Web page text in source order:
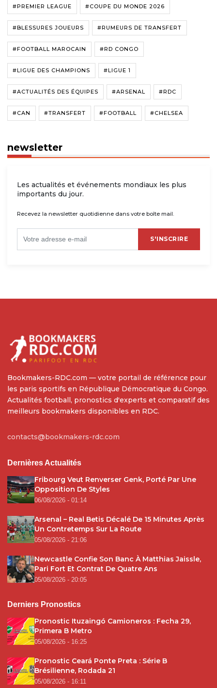
#PREMIER LEAGUE #COUPE DU MONDE 2026
#BLESSURES JOUEURS #RUMEURS DE TRANSFERT
#FOOTBALL MAROCAIN #RD CONGO
#LIGUE DES CHAMPIONS #LIGUE 1
#ACTUALITÉS DES ÉQUIPES #ARSENAL #RDC
#CAN #TRANSFERT #FOOTBALL #CHELSEA
newsletter
Les actualités et événements mondiaux les plus
importants du jour.
Recevez la newsletter quotidienne dans votre boîte mail.
S'INSCRIRE
Bookmakers-RDC.com — votre portail de référence pour
les paris sportifs en République Démocratique du Congo.
Actualités football, pronostics d'experts et comparatif des
meilleurs bookmakers disponibles en RDC.
contacts@bookmakers-rdc.com
Dernières Actualités
Fribourg Veut Renverser Genk, Porté Par Une
Opposition De Styles
06/08/2026 - 01:14
Arsenal – Real Betis Décalé De 15 Minutes Après
Un Contretemps Sur La Route
05/08/2026 - 21:06
Newcastle Confie Son Banc À Matthias Jaissle,
Pari Fort Et Contrat De Quatre Ans
05/08/2026 - 20:05
Derniers Pronostics
Pronostic Ituzaingó Camioneros : Fecha 29,
Primera B Metro
05/08/2026 - 16:25
Pronostic Ceará Ponte Preta : Série B
Brésilienne, Rodada 21
05/08/2026 - 16:11